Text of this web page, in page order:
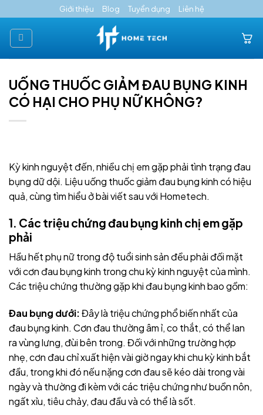
to
content
Giới thiệu Blog Tuyển dụng Liên hệ
UỐNG THUỐC GIẢM ĐAU BỤNG KINH
CÓ HẠI CHO PHỤ NỮ KHÔNG?
Kỳ kinh nguyệt đến, nhiều chị em gặp phải tình trạng đau
bụng dữ dội. Liệu uống thuốc giảm đau bụng kinh có hiệu
quả, cùng tìm hiểu ở bài viết sau với Hometech.
1. Các triệu chứng đau bụng kinh chị em gặp
phải
Hầu hết phụ nữ trong độ tuổi sinh sản đều phải đối mặt
với cơn đau bụng kinh trong chu kỳ kinh nguyệt của mình.
Các triệu chứng thường gặp khi đau bụng kinh bao gồm:
Đau bụng dưới:Đây là triệu chứng phổ biến nhất của
đau bụng kinh. Cơn đau thường âm ỉ, co thắt, có thể lan
ra vùng lưng, đùi bên trong. Đối với những trường hợp
nhẹ, cơn đau chỉ xuất hiện vài giờ ngay khi chu kỳ kinh bắt
đầu, trong khi đó nếu nặng cơn đau sẽ kéo dài trong vài
ngày và thường đi kèm với các triệu chứng như buồn nôn,
ngất xỉu, tiêu chảy, đau đầu và có thể là sốt.